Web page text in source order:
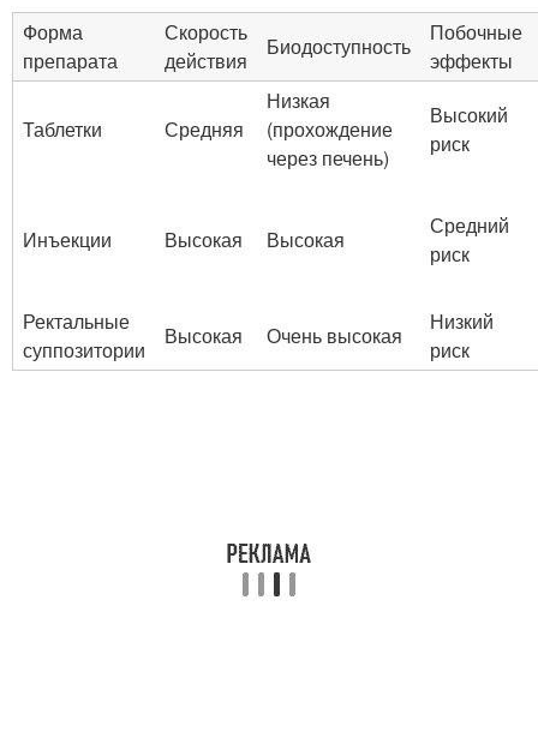
Форма
препарата
Скорость
действия
Биодоступность
Побочные
эффекты
Таблетки Средняя
Низкая
(прохождение
через печень)
Высокий
риск
Инъекции Высокая Высокая
Средний
риск
Ректальные
суппозитории
Высокая Очень высокая
Низкий
риск